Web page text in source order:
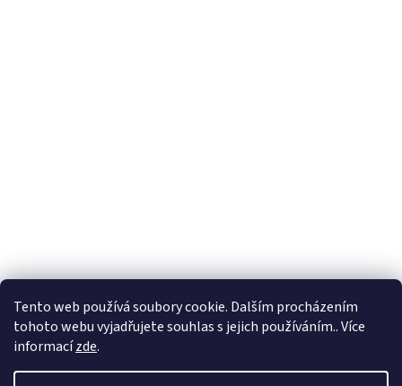
Tento web používá soubory cookie. Dalším procházením
tohoto webu vyjadřujete souhlas s jejich používáním.. Více
informacízde.